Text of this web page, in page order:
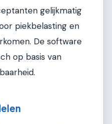
gelijkmatig
piekbelasting en
De software
op basis van